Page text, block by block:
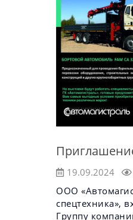
19.09.2024
ООО
спецтехника»,
Группу